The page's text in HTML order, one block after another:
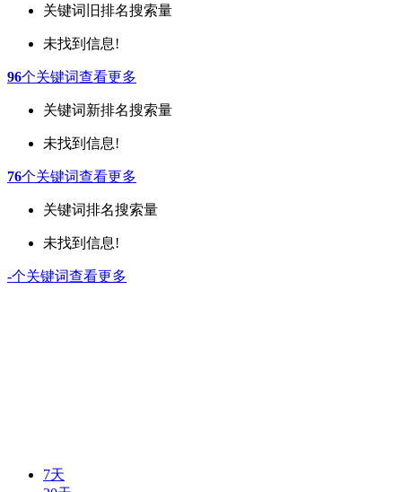
关键词 旧排名搜索量
未找到信息!
96个关键词查看更多
关键词新排名搜索量
未找到信息!
76个关键词查看更多
关键词排名搜索量
未找到信息!
-个关键词查看更多
7天